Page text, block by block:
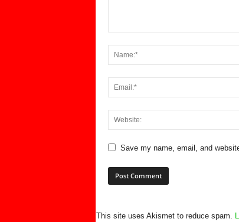
Save my name, email, and
This site uses Akismet to reduce spam.